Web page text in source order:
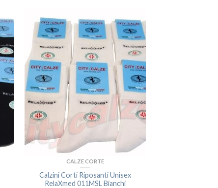
CALZE CORTE
Calzini Corti Riposanti Unisex
RelaXmed 011MSL Bianchi